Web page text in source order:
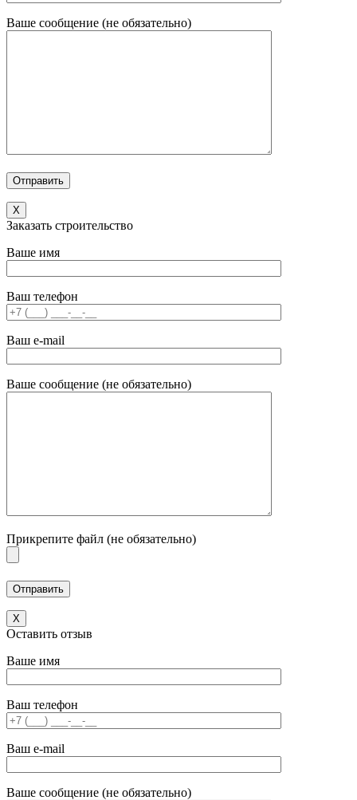
Ваше сообщение (не обязательно)
X
Заказать строительство
Ваше имя
Ваш телефон
Ваш e-mail
Ваше сообщение (не обязательно)
Прикрепите файл (не обязательно)
X
Оставить отзыв
Ваше имя
Ваш телефон
Ваш e-mail
Ваше сообщение (не обязательно)